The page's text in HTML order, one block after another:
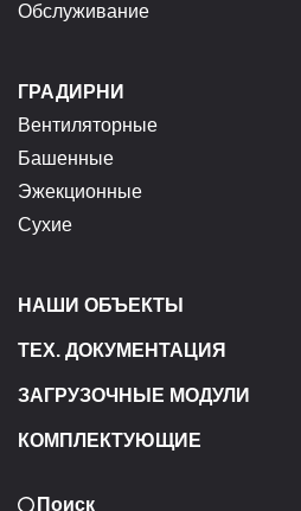
Обслуживание
ГРАДИРНИ
Вентиляторные
Башенные
Эжекционные
Сухие
НАШИ ОБЪЕКТЫ
ТЕХ. ДОКУМЕНТАЦИЯ
ЗАГРУЗОЧНЫЕ МОДУЛИ
КОМПЛЕКТУЮЩИЕ
Поиск